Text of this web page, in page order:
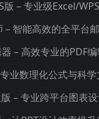
– 智能高效的全平台
业数理化公式与科
– 专业跨平台图表